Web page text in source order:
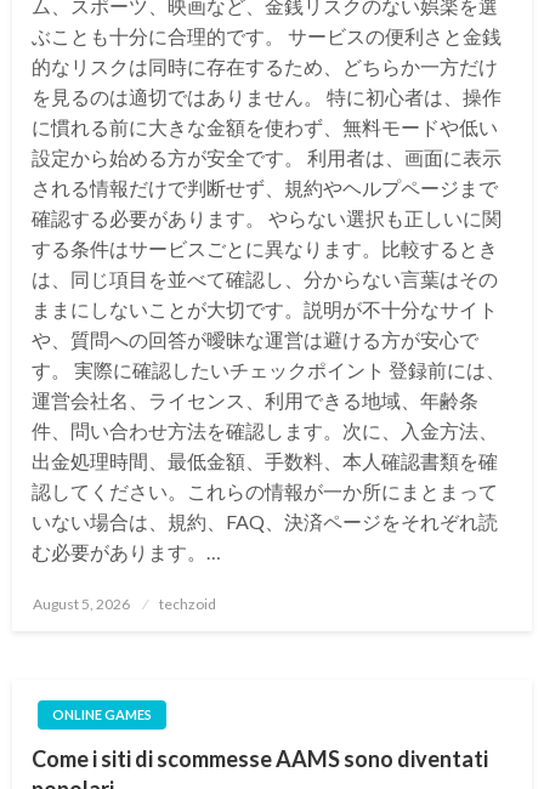
ム、スポーツ、映画など、金銭リスクのない娯楽を選
ぶことも十分に合理的です。 サービスの便利さと金銭
的なリスクは同時に存在するため、どちらか一方だけ
を見るのは適切ではありません。 特に初心者は、操作
に慣れる前に大きな金額を使わず、無料モードや低い
設定から始める方が安全です。 利用者は、画面に表示
される情報だけで判断せず、規約やヘルプページまで
確認する必要があります。 やらない選択も正しいに関
する条件はサービスごとに異なります。比較するとき
は、同じ項目を並べて確認し、分からない言葉はその
ままにしないことが大切です。説明が不十分なサイト
や、質問への回答が曖昧な運営は避ける方が安心で
す。 実際に確認したいチェックポイント 登録前には、
運営会社名、ライセンス、利用できる地域、年齢条
件、問い合わせ方法を確認します。次に、入金方法、
出金処理時間、最低金額、手数料、本人確認書類を確
認してください。これらの情報が一か所にまとまって
いない場合は、規約、FAQ、決済ページをそれぞれ読
む必要があります。…
Posted
August 5, 2026 techzoid
ONLINE GAMES
Come i siti di scommesse AAMS sono diventati